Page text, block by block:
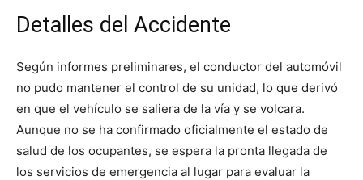
Detalles del Accidente
Según informes preliminares, el conductor del automóvil
no pudo mantener el control de su unidad, lo que derivó
en que el vehículo se saliera de la vía y se volcara.
Aunque no se ha confirmado oficialmente el estado de
salud de los ocupantes, se espera la pronta llegada de
los servicios de emergencia al lugar para evaluar la